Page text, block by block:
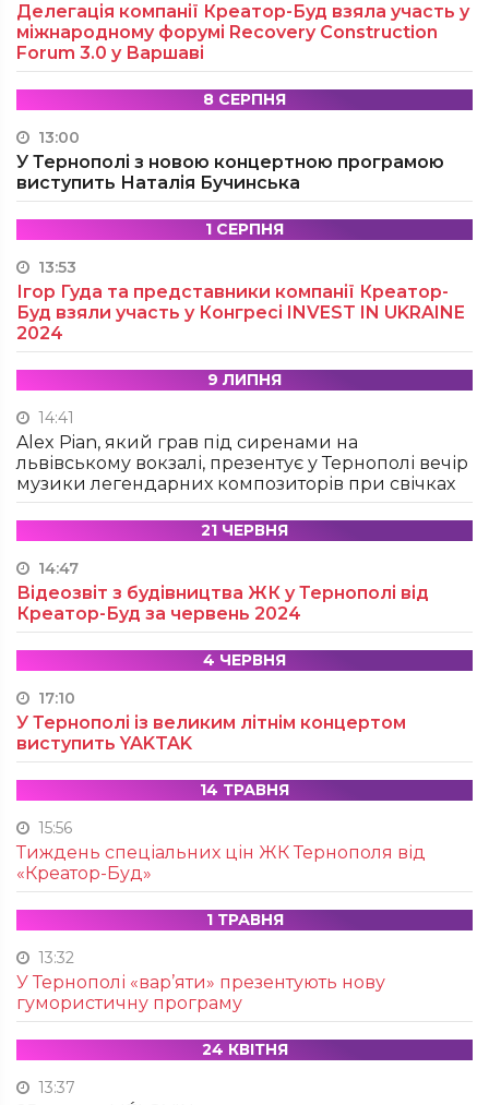
Делегація компанії Креатор-Буд взяла участь у
міжнародному форумі Recovery Construction
Forum 3.0 у Варшаві
8 СЕРПНЯ
13:00
У Тернополі з новою концертною програмою
виступить Наталія Бучинська
1 СЕРПНЯ
13:53
Ігор Гуда та представники компанії Креатор-
Буд взяли участь у Конгресі INVEST IN UKRAINE
2024
9 ЛИПНЯ
14:41
Alex Pian, який грав під сиренами на
львівському вокзалі, презентує у Тернополі вечір
музики легендарних композиторів при свічках
21 ЧЕРВНЯ
14:47
Відеозвіт з будівництва ЖК у Тернополі від
Креатор-Буд за червень 2024
4 ЧЕРВНЯ
17:10
У Тернополі із великим літнім концертом
виступить YAKTAK
14 ТРАВНЯ
15:56
Тиждень спеціальних цін ЖК Тернополя від
«Креатор-Буд»
1 ТРАВНЯ
13:32
У Тернополі «вар’яти» презентують нову
гумористичну програму
24 КВІТНЯ
13:37